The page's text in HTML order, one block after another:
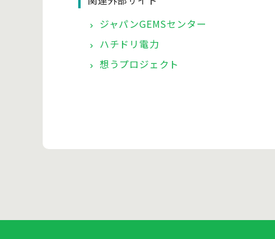
ジャパンGEMSセンター
ハチドリ電力
想うプロジェクト